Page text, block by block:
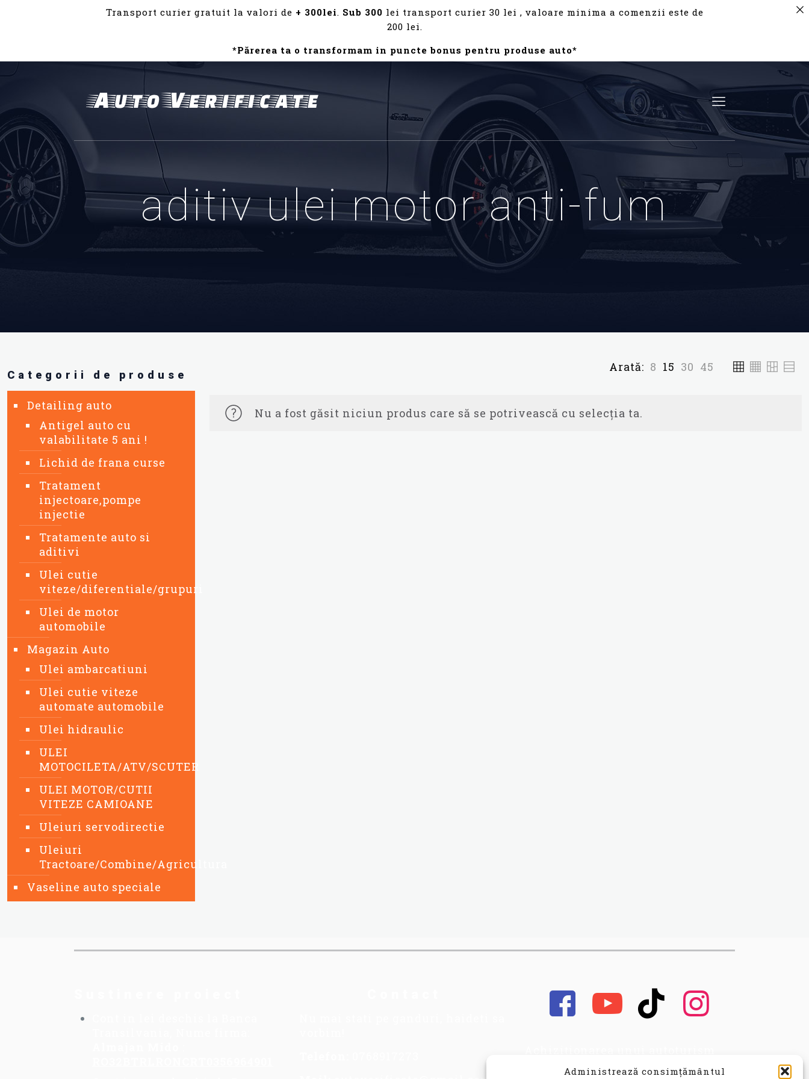
Transport curier gratuit la valori de + 300lei. Sub 300 lei transport curier 30 lei , valoare minima a comenzii este de
200 lei.
*Părerea ta o transformam in puncte bonus pentru produse auto*
Administrează consimțământul
aditiv ulei motor anti-fum
Categorii de produse
Detailing auto
Antigel auto cu
valabilitate 5 ani !
Lichid de frana curse
Tratament
injectoare,pompe
injectie
Tratamente auto si
aditivi
Ulei cutie
viteze/diferentiale/grupuri
Ulei de motor
automobile
Magazin Auto
Ulei ambarcatiuni
Ulei cutie viteze
automate automobile
Ulei hidraulic
ULEI
MOTOCILETA/ATV/SCUTER
ULEI MOTOR/CUTII
VITEZE CAMIOANE
Uleiuri servodirectie
Uleiuri
Tractoare/Combine/Agricultura
Vaseline auto speciale
Arată: 8 15 30 45
Nu a fost găsit niciun produs care să se potrivească cu selecția ta.
second hand, este o decizie